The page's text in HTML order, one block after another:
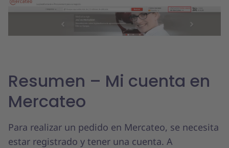
Resumen – Mi cuenta en
Mercateo
Para realizar un pedido en Mercateo, se necesita
estar registrado y tener una cuenta. A